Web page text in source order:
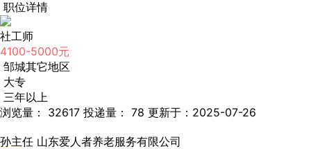
职位详情
社工师
4100-5000元
邹城其它地区
大专
三年以上
浏览量： 32617 投递量： 78 更新于：2025-07-26
孙主任 山东爱人者养老服务有限公司